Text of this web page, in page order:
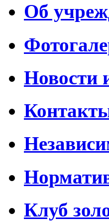
Об
Новости
Клуб